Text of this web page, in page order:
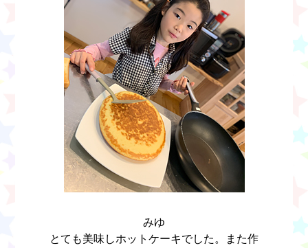
みゆ
とても美味しホットケーキでした。また作